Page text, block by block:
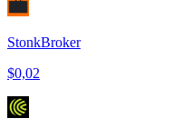
StonkBroker
$0,02